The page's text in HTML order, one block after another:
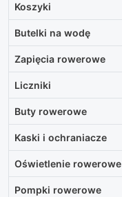
Koszyki
Butelki na wodę
Zapięcia rowerowe
Liczniki
Buty rowerowe
Kaski i ochraniacze
Oświetlenie rowerowe
Pompki rowerowe